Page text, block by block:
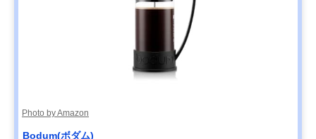
Photo by Amazon
‎Bodum(ボダム)